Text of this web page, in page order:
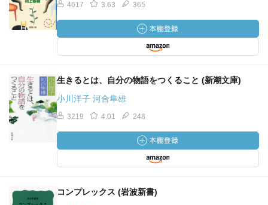
4617 3.63 365
生きるとは、自分の物語をつくること (新潮文庫)
小川洋子 河合隼雄
3219 4.01 248
コンプレックス (岩波新書)